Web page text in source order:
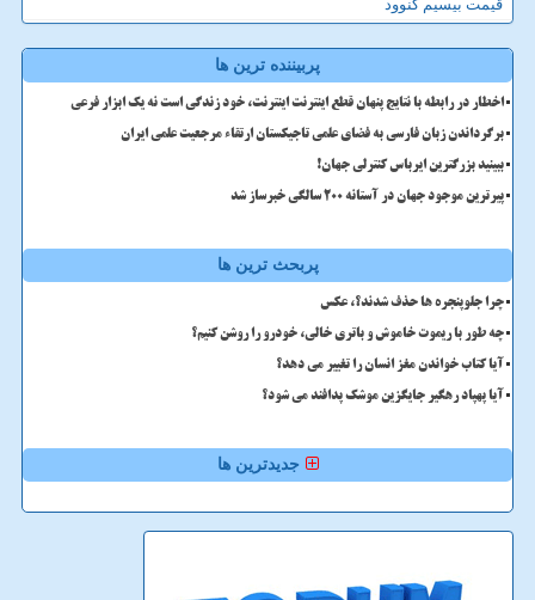
قیمت بیسیم کنوود
پربیننده ترین ها
اخطار در رابطه با نتایج پنهان قطع اینترنت اینترنت، خود زندگی است نه یک ابزار فرعی
برگرداندن زبان فارسی به فضای علمی تاجیکستان ارتقاء مرجعیت علمی ایران
ببینید بزرگترین ایرباس کنترلی جهان!
پیرترین موجود جهان در آستانه ۲۰۰ سالگی خبرساز شد
پربحث ترین ها
چرا جلوپنجره ها حذف شدند؟، عکس
چه طور با ریموت خاموش و باتری خالی، خودرو را روشن کنیم؟
آیا کتاب خواندن مغز انسان را تغییر می دهد؟
آیا پهپاد رهگیر جایگزین موشک پدافند می شود؟
جدیدترین ها